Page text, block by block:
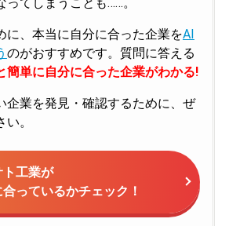
ってしまうことも……。
に、本当に自分に合った企業をAI
のがおすすめです。質問に答える
簡単に自分に合った企業がわかる!
企業を発見・確認するために、ぜ
。
ト工業が
合っているかチェック！